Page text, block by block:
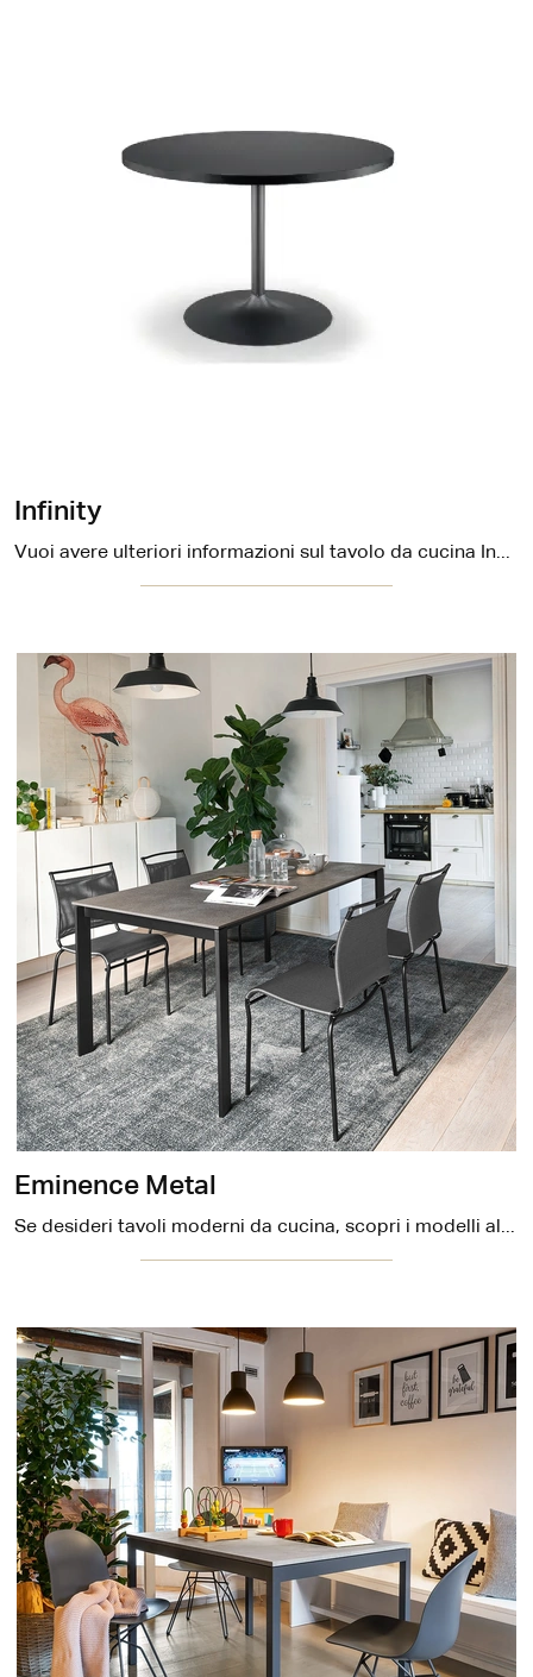
Infinity
Vuoi avere ulteriori informazioni sul tavolo da cucina Infinity di Midj? Clicca e ottieni informazioni sui modelli fissi del marchio.
Eminence Metal
Se desideri tavoli moderni da cucina, scopri i modelli allungabili di Connubia: clicca e scopri il modello Eminence Metal in melaminico.